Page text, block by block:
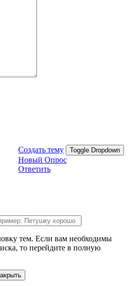
Создать тему Toggle Dropdown
Новый Опрос
Ответить
тем. Если вам необходимы
то перейдите в полную